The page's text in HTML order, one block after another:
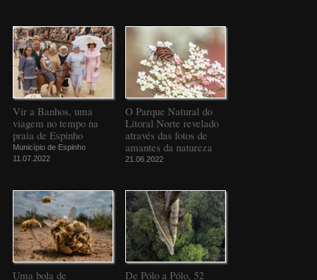
Vir a Banhos, uma
viagem no tempo na
praia de Espinho
Município de Espinho
11.07.2022
O Parque Natural do
Litoral Norte revelado
através das fotos de
amantes da natureza
21.06.2022
Uma bola de De Pólo a Pólo, 52